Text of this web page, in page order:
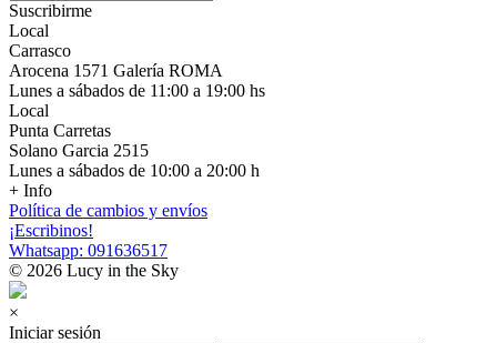
Suscribirme
Local
Carrasco
Arocena 1571 Galería ROMA
Lunes a sábados de 11:00 a 19:00 hs
Local
Punta Carretas
Solano Garcia 2515
Lunes a sábados de 10:00 a 20:00 h
+ Info
Política de cambios y envíos
¡Escribinos!
Whatsapp: 091636517
© 2026 Lucy in the Sky
×
Iniciar sesión